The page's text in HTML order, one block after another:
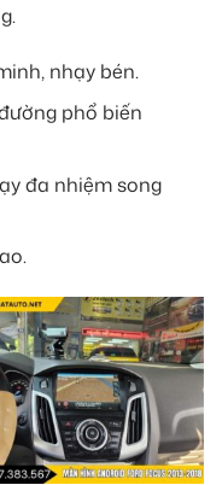
nhạy bén.
phổ biến
đa nhiệm song